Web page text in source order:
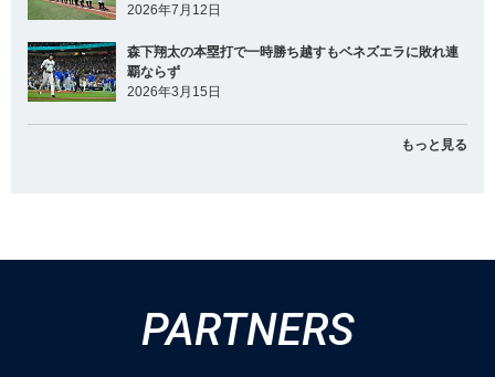
2026年7月12日
森下翔太の本塁打で一時勝ち越すもベネズエラに敗れ連
覇ならず
2026年3月15日
もっと見る
PARTNERS